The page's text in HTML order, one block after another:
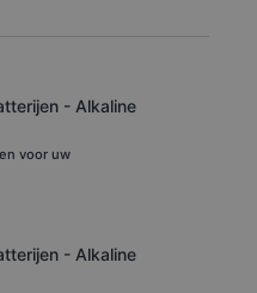
- Alkaline
voor uw
- Alkaline